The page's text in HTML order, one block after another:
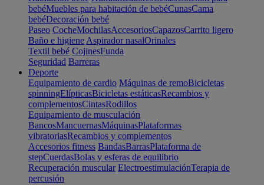
bebéMuebles para habitación de bebéCunasCama
bebéDecoración bebé
Paseo CocheMochilasAccesoriosCapazosCarrito ligero
Baño e higiene Aspirador nasalOrinales
Textil bebé CojinesFunda
Seguridad Barreras
Deporte
Equipamiento de cardio Máquinas de remoBicicletas
spinningElípticasBicicletas estáticasRecambios y
complementosCintasRodillos
Equipamiento de musculación
BancosMancuernasMáquinasPlataformas
vibratoriasRecambios y complementos
Accesorios fitness BandasBarrasPlataforma de
stepCuerdasBolas y esferas de equilibrio
Recuperación muscular ElectroestimulaciónTerapia de
percusión